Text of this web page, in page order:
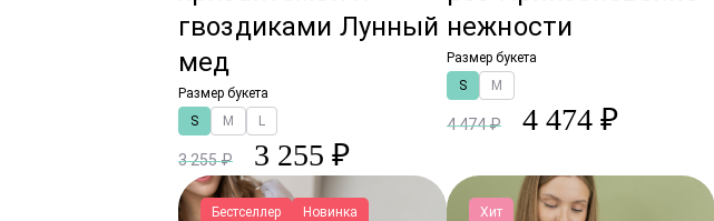
гвоздиками Лунный
мед
Размер букета
S
M L
3 255 ₽ 3 255 ₽
нежности
Размер букета
S
M
4 474 ₽ 4 474 ₽
Бестселлер Новинка Хит